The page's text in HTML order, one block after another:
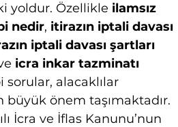
yoldur. Özellikle ilamsız
nedir, itirazın iptali davası
iptali davası şartları
icra inkar tazminatı
sorular, alacaklılar
büyük önem taşımaktadır.
İcra ve İflas Kanunu’nun